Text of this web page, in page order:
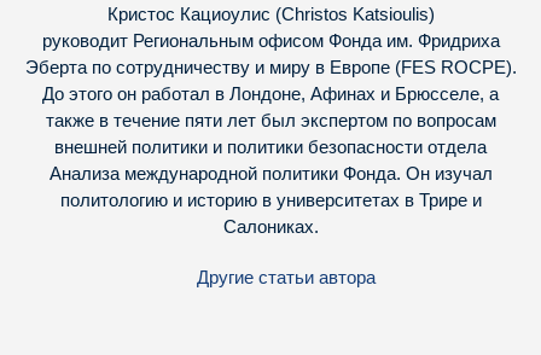
Кристос Кациоулис (Christos Katsioulis)
руководит Региональным офисом Фонда им. Фридриха
Эберта по сотрудничеству и миру в Европе (FES ROCPE).
До этого он работал в Лондоне, Афинах и Брюсселе, а
также в течение пяти лет был экспертом по вопросам
внешней политики и политики безопасности отдела
Анализа международной политики Фонда. Он изучал
политологию и историю в университетах в Трире и
Салониках.
Другие статьи автора